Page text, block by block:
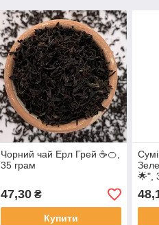
Чорний чай Ерл Грей ☕️🍊,
35 грам
47,30₴
Купити
🌟",